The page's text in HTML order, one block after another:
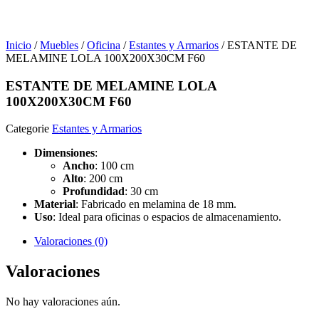
Inicio /Muebles /Oficina /Estantes y Armarios / ESTANTE DE
MELAMINE LOLA 100X200X30CM F60
ESTANTE DE MELAMINE LOLA
100X200X30CM F60
Categorie Estantes y Armarios
Dimensiones:
Ancho: 100 cm
Alto: 200 cm
Profundidad: 30 cm
Material: Fabricado en melamina de 18 mm.
Uso: Ideal para oficinas o espacios de almacenamiento.
Valoraciones (0)
Valoraciones
No hay valoraciones aún.